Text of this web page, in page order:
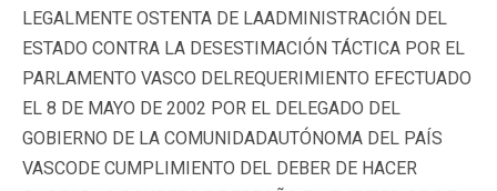
LEGALMENTE OSTENTA DE LAADMINISTRACIÓN DEL
ESTADO CONTRA LA DESESTIMACIÓN TÁCTICA POR EL
PARLAMENTO VASCO DELREQUERIMIENTO EFECTUADO
EL 8 DE MAYO DE 2002 POR EL DELEGADO DEL
GOBIERNO DE LA COMUNIDADAUTÓNOMA DEL PAÍS
VASCODE CUMPLIMIENTO DEL DEBER DE HACER